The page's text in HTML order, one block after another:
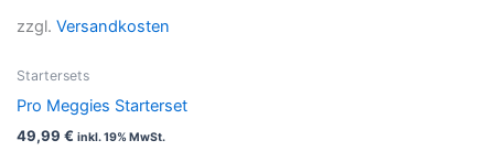
zzgl. Versandkosten
Startersets
Pro Meggies Starterset
49,99 € inkl. 19% MwSt.